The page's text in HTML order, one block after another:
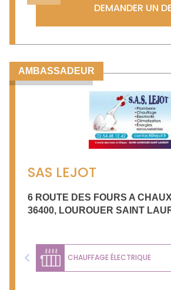
DEMANDER UN
AMBASSADEUR
SAS LEJOT
6 ROUTE DES FOURS A
36400, LOUROUER SAINT
CHAUFFAGE ÉLECTRIQUE
Previous